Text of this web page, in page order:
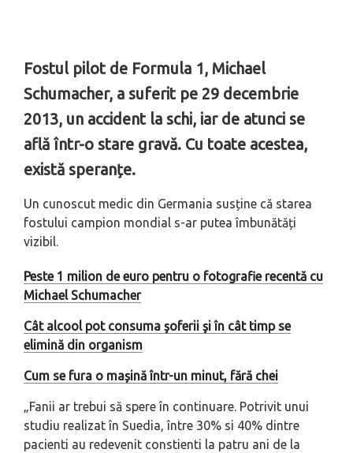
Fostul pilot de Formula 1, Michael
Schumacher, a suferit pe 29 decembrie
2013, un accident la schi, iar de atunci se
află într-o stare gravă. Cu toate acestea,
există speranțe.
Un cunoscut medic din Germania susține că starea
fostului campion mondial s-ar putea îmbunătăți
vizibil.
Peste 1 milion de euro pentru o fotografie recentă cu
Michael Schumacher
Cât alcool pot consuma şoferii şi în cât timp se
elimină din organism
Cum se fura o mașină într-un minut, fără chei
„Fanii ar trebui să spere în continuare. Potrivit unui
studiu realizat în Suedia, între 30% si 40% dintre
pacienti au redevenit constienti la patru ani de la